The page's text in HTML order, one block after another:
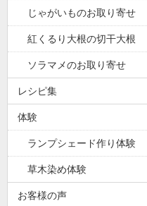
じゃがいものお取り寄せ
紅くるり大根の切干大根
ソラマメのお取り寄せ
レシピ集
体験
ランプシェード作り体験
草木染め体験
お客様の声